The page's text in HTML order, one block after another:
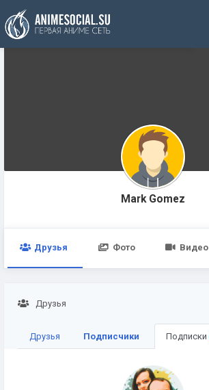
Funding
Mark Gomez
Друзья Фото Видео
Друзья
Друзья Подписчики Подписки